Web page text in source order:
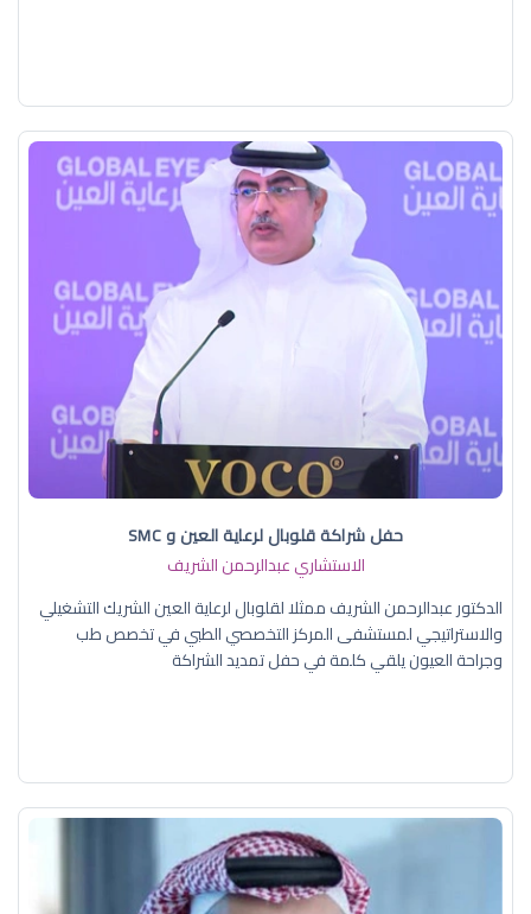
حفل شراكة قلوبال لرعاية العين و SMC
الاستشاري عبدالرحمن الشريف
الدكتور عبدالرحمن الشريف ممثلا لقلوبال لرعاية العين الشريك التشغيلي
والاستراتيجي لمستشفى المركز التخصصي الطبي في تخصص طب
وجراحة العيون يلقي كلمة في حفل تمديد الشراكة